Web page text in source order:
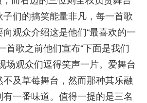
们的搞笑能量非凡，每一首歌
观众介绍这是他们“最喜欢的一
首歌之前他们宣布“下面是我们
场观众们逗得笑声一片。爱舞台
及草莓舞台，然而那种其乐融
一番味道。值得一提的是三名